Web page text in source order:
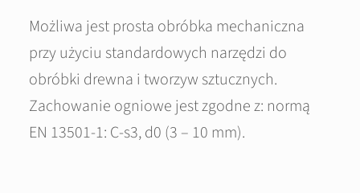
Możliwa jest prosta obróbka mechaniczna
przy użyciu standardowych narzędzi do
obróbki drewna i tworzyw sztucznych.
Zachowanie ogniowe jest zgodne z: normą
EN 13501-1: C-s3, d0 (3 – 10 mm).